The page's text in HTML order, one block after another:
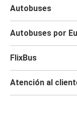
Autobuses
Autobuses por
FlixBus
Atención al